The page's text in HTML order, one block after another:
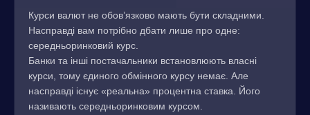
Курси валют не обов’язково мають бути складними.
Насправді вам потрібно дбати лише про одне:
середньоринковий курс.
Банки та інші постачальники встановлюють власні
курси, тому єдиного обмінного курсу немає. Але
насправді існує «реальна» процентна ставка. Його
називають середньоринковим курсом.